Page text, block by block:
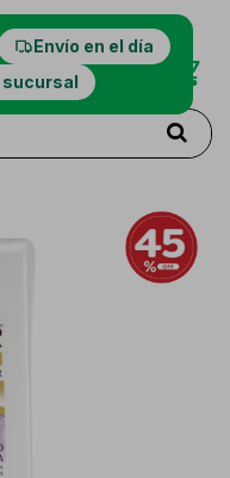
Envío en el día
sucursal